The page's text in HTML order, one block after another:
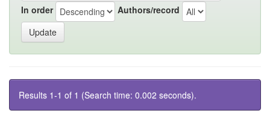
In order Authors/record
Results 1-1 of 1 (Search time: 0.002 seconds).